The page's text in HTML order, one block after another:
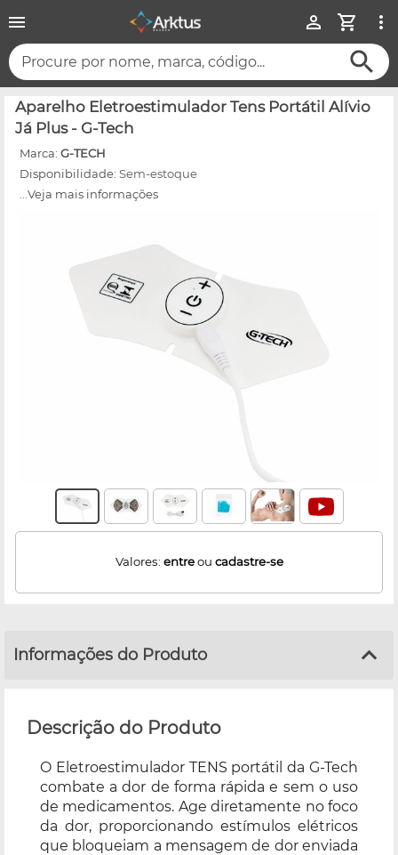
Procure por nome, marca, código...
Aparelho Eletroestimulador Tens Portátil Alívio
Já Plus - G-Tech
Marca: G-TECH
Disponibilidade: Sem-estoque
...Veja mais informações
Valores: entreou cadastre-se
Informações do Produto
Descrição do Produto
O Eletroestimulador TENS portátil da G-Tech
combate a dor de forma rápida e sem o uso
de medicamentos. Age diretamente no foco
da dor, proporcionando estímulos elétricos
que bloqueiam a mensagem de dor enviada